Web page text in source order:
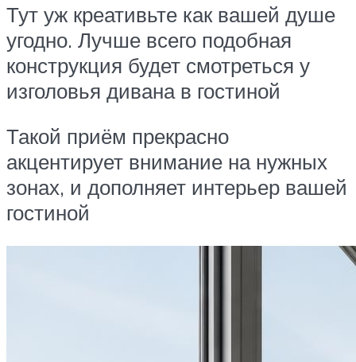
Тут уж креативьте как вашей душе
угодно. Лучше всего подобная
конструкция будет смотреться у
изголовья дивана в гостиной
Такой приём прекрасно
акцентирует внимание на нужных
зонах, и дополняет интерьер вашей
гостиной